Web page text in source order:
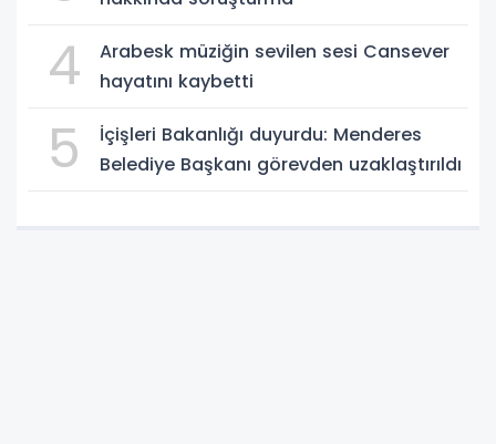
4
Arabesk müziğin sevilen sesi Cansever
hayatını kaybetti
5
İçişleri Bakanlığı duyurdu: Menderes
Belediye Başkanı görevden uzaklaştırıldı